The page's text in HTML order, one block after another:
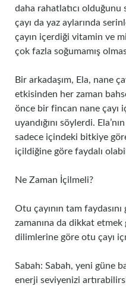
daha rahatlatıcı
çayı da yaz aylarında
çayın içerdiği vitamin ve
çok fazla soğumamış
Bir arkadaşım, Ela, nane
etkisinden her zaman
önce bir fincan nane çayı
uyandığını söylerdi.
sadece içindeki bitkiye
içildiğine göre faydalı
Ne Zaman İçilmeli?
Otu çayının tam
zamanına da dikkat etmek
dilimlerine göre otu çayı
Sabah: Sabah, yeni güne
enerji seviyenizi